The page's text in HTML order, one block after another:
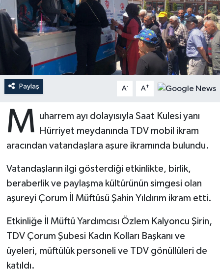
Paylaş A- A+
M uharrem ayı dolayısıyla Saat Kulesi yanı
Hürriyet meydanında TDV mobil ikram
aracından vatandaşlara aşure ikramında bulundu.
Vatandaşların ilgi gösterdiği etkinlikte, birlik,
beraberlik ve paylaşma kültürünün simgesi olan
aşureyi Çorum İl Müftüsü Şahin Yıldırım ikram etti.
Etkinliğe İl Müftü Yardımcısı Özlem Kalyoncu Şirin,
TDV Çorum Şubesi Kadın Kolları Başkanı ve
üyeleri, müftülük personeli ve TDV gönüllüleri de
katıldı.
Ardahan Müftülüğü
Artvin Müftülüğü
Aydın Müftülüğü
Balıkesir Müftülüğü
Bartın Müftülüğü
Batman Müftülüğü
Bayburt Müftülüğü
Bilecik Müftülüğü
Bingöl Müftülüğü
Bitlis Müftülüğü
Bolu Müftülüğü
Kudüs
Kurban
Mukabele
Peygamberimizin Hayatı
Ramazan
Sahabeler
Zekat
Hutbeler
DİYANET AKADEMİ
DİYANET GENÇLİK
DİYANET RADYO/TV
DEPREM
Dünya
Eğitim
Kültür-Sanat
Aile
Sağlık
Makaleler